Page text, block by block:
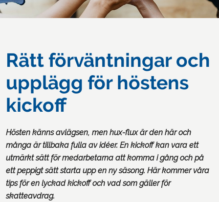
Rätt förväntningar och
upplägg för höstens
kickoff
Hösten känns avlägsen, men hux-flux är den här och
många är tillbaka fulla av idéer. En kickoff kan vara ett
utmärkt sätt för medarbetarna att komma i gång och på
ett peppigt sätt starta upp en ny säsong. Här kommer våra
tips för en lyckad kickoff och vad som gäller för
skatteavdrag.